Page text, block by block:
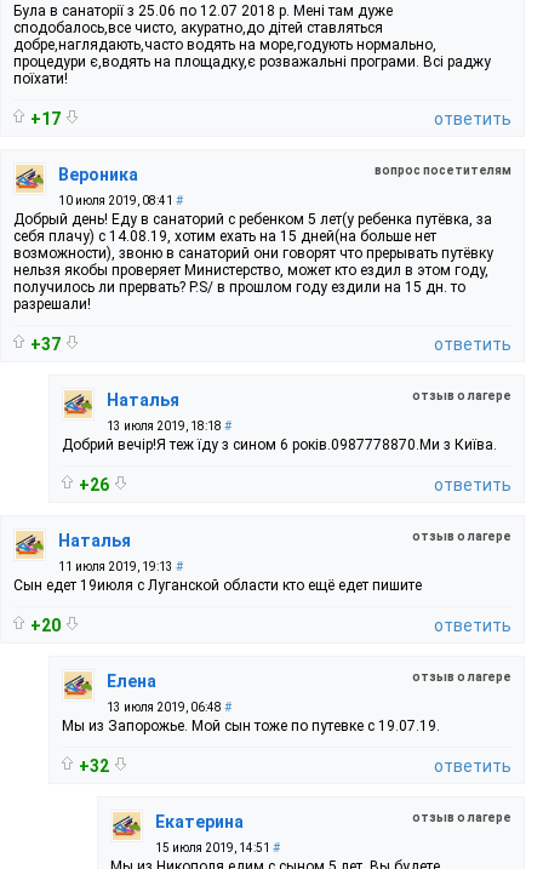
Була в санаторії з 25.06 по 12.07 2018 р. Мені там дуже
сподобалось,все чисто, акуратно,до дітей ставляться
добре,наглядають,часто водять на море,годують нормально,
процедури є,водять на площадку,є розважальні програми. Всі раджу
поїхати!
+17 ответить
вопрос посетителям
Вероника
10 июля 2019, 08:41 #
Добрый день! Еду в санаторий с ребенком 5 лет(у ребенка путёвка, за
себя плачу) с 14.08.19, хотим ехать на 15 дней(на больше нет
возможности), звоню в санаторий они говорят что прерывать путёвку
нельзя якобы проверяет Министерство, может кто ездил в этом году,
получилось ли прервать? P.S/ в прошлом году ездили на 15 дн. то
разрешали!
+37 ответить
отзыв о лагере
Наталья
13 июля 2019, 18:18 #
Добрий вечір!Я теж їду з сином 6 років.0987778870.Ми з Київа.
+26 ответить
отзыв о лагере
Наталья
11 июля 2019, 19:13 #
Сын едет 19июля с Луганской области кто ещё едет пишите
+20 ответить
отзыв о лагере
Елена
13 июля 2019, 06:48 #
Мы из Запорожье. Мой сын тоже по путевке с 19.07.19.
+32 ответить
отзыв о лагере
Екатерина
15 июля 2019, 14:51 #